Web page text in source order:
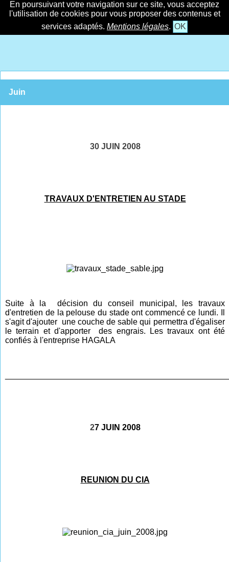
En poursuivant votre navigation sur ce site, vous acceptez
l'utilisation de cookies pour vous proposer des contenus et
services adaptés. Mentions légales. OK
Juin
30 JUIN 2008
TRAVAUX D'ENTRETIEN AU STADE
Suite à la décision du conseil municipal, les travaux
d'entretien de la pelouse du stade ont commencé ce lundi. Il
s'agit d'ajouter une couche de sable qui permettra d'égaliser
le terrain et d'apporter des engrais. Les travaux ont été
confiés à l'entreprise HAGALA
27 JUIN 2008
REUNION DU CIA